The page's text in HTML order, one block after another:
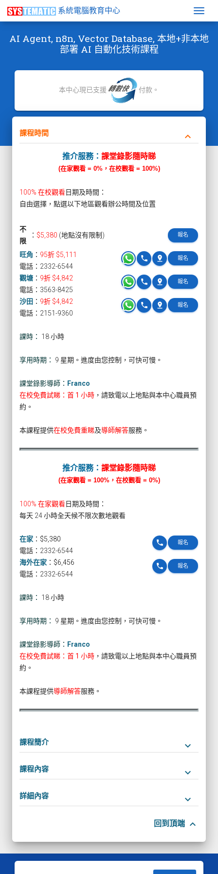
系統電腦教育中心
AI Agent, n8n, Vector Database, 本地+非本地
部署 AI 自動化技術課程
本中心現已支援 付款。
課程時間 keyboard_arrow_down
推介服務： 課堂錄影隨時睇
(在家觀看 = 0%，在校觀看 = 100%)
100% 在校觀看日期及時間：
自由選擇，點選以下地區觀看辦公時間及位置
不
限
： $5,380 (地點沒有限制) 報名
旺角 ： 95折 $5,111 報名
pin_drop
phone
電話：2332-6544
觀塘 ： 9折 $4,842 報名
pin_drop
phone
電話：3563-8425
沙田 ： 9折 $4,842 報名
pin_drop
phone
電話：2151-9360
課時： 18 小時
享用時期： 9 星期。進度由您控制，可快可慢。
課堂錄影導師： Franco
在校免費試睇：首 1 小時 ，請致電以上地點與本中心職員預
約。
本課程提供在校免費重睇及導師解答服務。
推介服務： 課堂錄影隨時睇
(在家觀看 = 100%，在校觀看 = 0%)
100% 在家觀看日期及時間：
每天 24 小時全天候不限次數地觀看
在家 ： $5,380 報名
phone
電話：2332-6544
海外在家 ： $6,456 報名
phone
電話：2332-6544
課時： 18 小時
享用時期： 9 星期。進度由您控制，可快可慢。
課堂錄影導師： Franco
在校免費試睇：首 1 小時 ，請致電以上地點與本中心職員預
約。
本課程提供導師解答服務。
課程簡介 keyboard_arrow_down
課程內容 keyboard_arrow_down
詳細內容 keyboard_arrow_down
回到頂端 keyboard_arrow_up